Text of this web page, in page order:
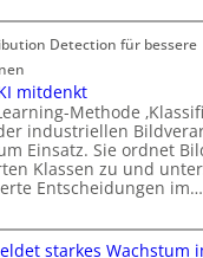
Detection für bessere
mitdenkt
Methode
industriellen
Einsatz. Sie ordnet
Klassen zu und
Entscheidungen im…
starkes Wachstum